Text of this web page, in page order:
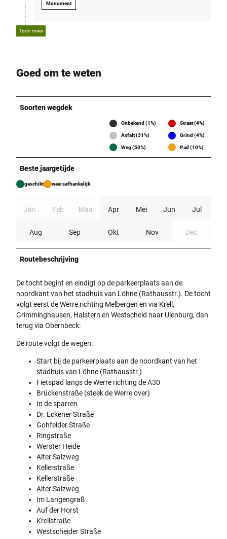
Monument
Toon meer
Goed om te weten
Soorten wegdek
Onbekend (1%) Straat (4%)
Asfalt (31%) Grind (4%)
Weg (50%) Pad (10%)
Beste jaargetijde
geschikt weersafhankelijk
Jan Feb Maa Apr Mei Jun Jul
Aug Sep Okt Nov Dec
Routebeschrijving
De tocht begint en eindigt op de parkeerplaats aan de
noordkant van het stadhuis van Löhne (Rathausstr.). De tocht
volgt eerst de Werre richting Melbergen en via Krell,
Grimminghausen, Halstern en Westscheid naar Ulenburg, dan
terug via Obernbeck:
De route volgt de wegen:
Start bij de parkeerplaats aan de noordkant van het
stadhuis van Löhne (Rathausstr.)
Fietspad langs de Werre richting de A30
Brückenstraße (steek de Werre over)
In de sparren
Dr. Eckener Straße
Gohfelder Straße
Ringstraße
Werster Heide
Alter Salzweg
Kellerstraße
Kellerstraße
Alter Salzweg
Im Langengraß
Auf der Horst
Krellstraße
Westscheider Straße